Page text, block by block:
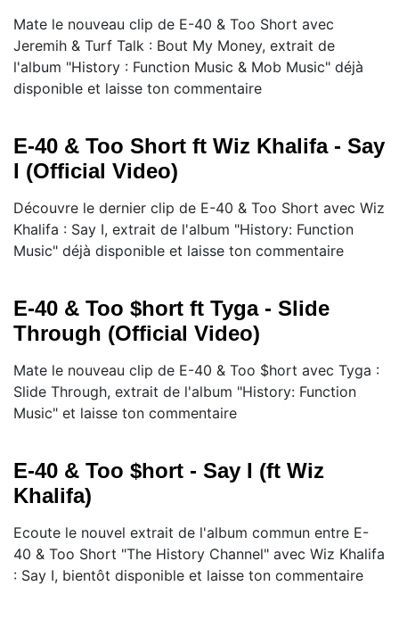
Mate le nouveau clip de E-40 & Too Short avec
Jeremih & Turf Talk : Bout My Money, extrait de
l'album "History : Function Music & Mob Music" déjà
disponible et laisse ton commentaire
E-40 & Too Short ft Wiz Khalifa - Say
I (Official Video)
Découvre le dernier clip de E-40 & Too Short avec Wiz
Khalifa : Say I, extrait de l'album "History: Function
Music" déjà disponible et laisse ton commentaire
E-40 & Too $hort ft Tyga - Slide
Through (Official Video)
Mate le nouveau clip de E-40 & Too $hort avec Tyga :
Slide Through, extrait de l'album "History: Function
Music" et laisse ton commentaire
E-40 & Too $hort - Say I (ft Wiz
Khalifa)
Ecoute le nouvel extrait de l'album commun entre E-
40 & Too Short "The History Channel" avec Wiz Khalifa
: Say I, bientôt disponible et laisse ton commentaire